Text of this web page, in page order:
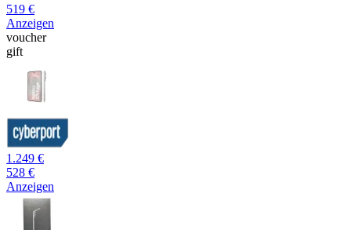
519 €
Anzeigen
voucher
gift
1.249 €
528 €
Anzeigen